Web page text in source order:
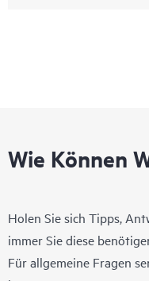
Wie Können
Holen Sie sich Tipps,
immer Sie diese
Für allgemeine Fragen